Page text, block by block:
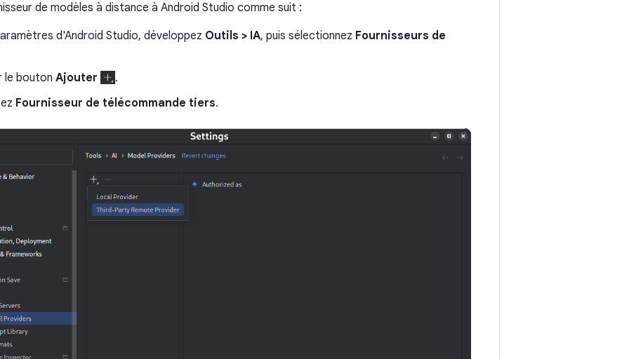
de modèles à distance à Android Studio comme suit :
d'Android Studio, développez Outils > IA, puis sélectionnez Fournisseurs de
le bouton Ajouter
.
Fournisseur de télécommande tiers.